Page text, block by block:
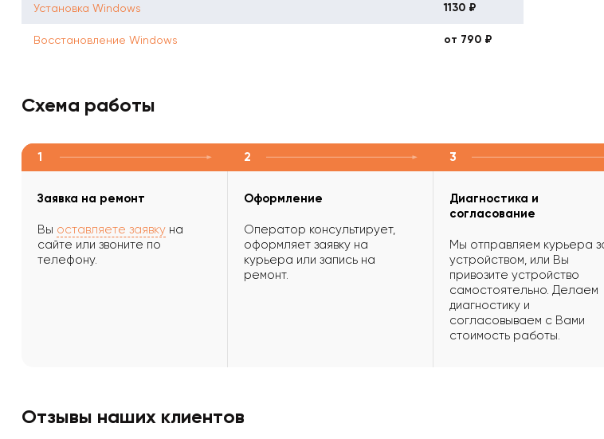
Установка Windows 1130 ₽
Восстановление Windows от 790 ₽
Схема работы
1
Заявка на ремонт
Вы оставляете заявку на
сайте или звоните по
телефону.
2
Оформление
Оператор консультирует,
оформляет заявку на
курьера или запись на
ремонт.
3
Диагностика и
согласование
Мы отправляем курьера
устройством, или Вы
привозите устройство
самостоятельно. Делаем
диагностику и
согласовываем с Вами
стоимость работы.
Отзывы наших клиентов